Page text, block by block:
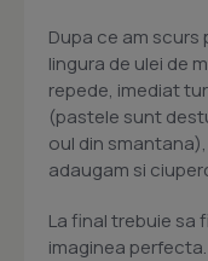
Dupa ce am
lingura de ulei de
repede, imediat
(pastele sunt
oul din
adaugam si
La final trebuie sa
imaginea perfecta.